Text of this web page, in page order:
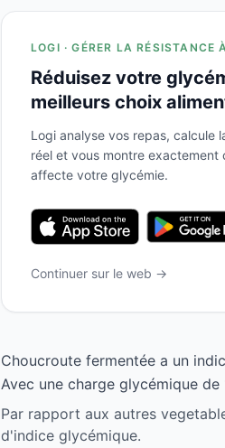
LOGI · GÉRER LA RÉSISTANCE
Réduisez votre
meilleurs choix
Logi analyse vos repas, calcule
réel et vous montre
affecte votre glycémie.
Continuer sur le web →
Choucroute fermentée a un
Avec une charge glycémique
Par rapport aux autres
d'indice glycémique.